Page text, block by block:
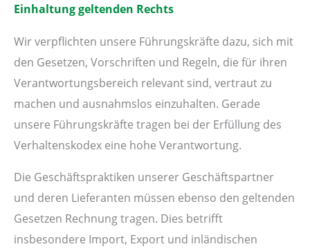
Einhaltung geltenden Rechts
Wir verpflichten unsere Führungskräfte dazu, sich mit
den Gesetzen, Vorschriften und Regeln, die für ihren
Verantwortungsbereich relevant sind, vertraut zu
machen und ausnahmslos einzuhalten. Gerade
unsere Führungskräfte tragen bei der Erfüllung des
Verhaltenskodex eine hohe Verantwortung.
Die Geschäftspraktiken unserer Geschäftspartner
und deren Lieferanten müssen ebenso den geltenden
Gesetzen Rechnung tragen. Dies betrifft
insbesondere Import, Export und inländischen